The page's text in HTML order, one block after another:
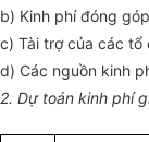
b) Kinh phí đóng
c) Tài trợ của các
d) Các nguồn kinh
2. Dự toán kinh phí